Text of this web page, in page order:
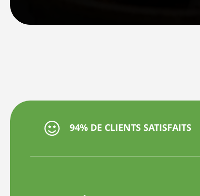
94% DE CLIENTS SATISFAITS